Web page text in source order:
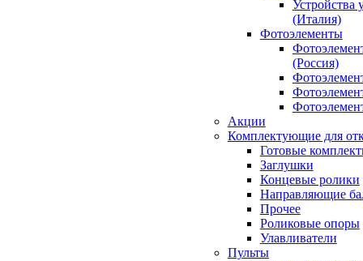
Устройства
(Италия)
Фотоэлементы
(Россия)
Акции
Комплектующие для
Готовые
Заглушки
Концевые ролики
Направляющие
Прочее
Роликовые опоры
Улавливатели
Пульты